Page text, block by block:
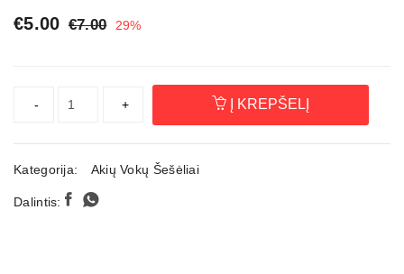
€5.00 €7.00 29%
Į KREPŠELĮ
Kategorija: Akių Vokų Šešėliai
Dalintis: